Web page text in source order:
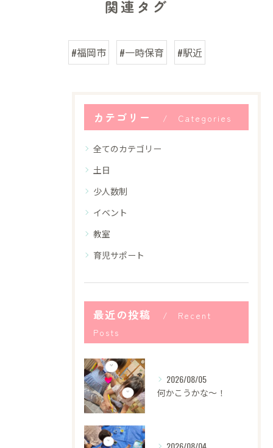
関連タグ
#福岡市 #一時保育 #駅近
カテゴリー Categories
全てのカテゴリー
土日
少人数制
イベント
教室
育児サポート
最近の投稿
Recent
Posts
2026/08/05
何かこうかな〜！